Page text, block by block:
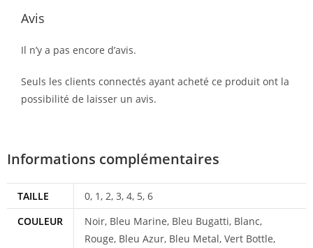
Avis
Il n’y a pas encore d’avis.
Seuls les clients connectés ayant acheté ce produit ont la
possibilité de laisser un avis.
Informations complémentaires
TAILLE
0, 1, 2, 3, 4, 5, 6
COULEUR
Noir, Bleu Marine, Bleu Bugatti, Blanc,
Rouge, Bleu Azur, Bleu Metal, Vert Bottle,